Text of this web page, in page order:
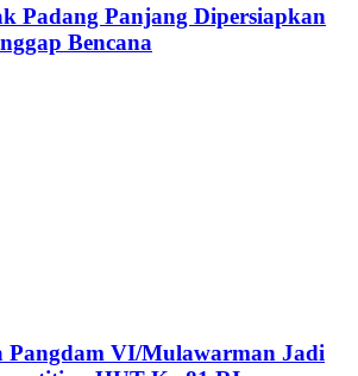
Padang Panjang Dipersiapkan
Bencana
Pangdam VI/Mulawarman Jadi